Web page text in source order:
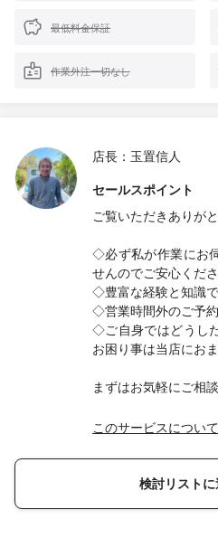
最低料金保証
作業外注一切なし
店長：玉置信人
セールスポイント
ご覧いただきありが
◇必ず私が作業にお
せんのでご安心くださ
◇豊富な経験と知識で
◇営業時間外のご予
◇ご自身ではどうし
お困り事は当店にお
まずはお気軽にご相
このサービスについ
検討リストに